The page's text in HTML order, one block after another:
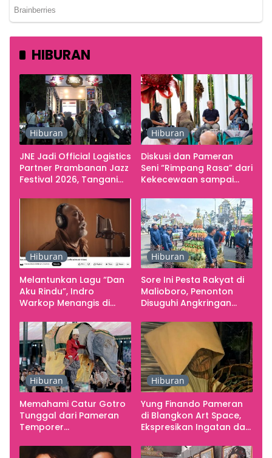
HIBURAN
Hiburan
JNE Jadi Official Logistics
Partner Prambanan Jazz
Festival 2026, Tangani
Kebutuhan Konser
Hiburan
Diskusi dan Pameran
Seni “Rimpang Rasa” dari
Kekecewaan sampai
Yogyakarta sebagai
Pusat Pergerakan Seni
Rupa Indonesia
Hiburan
Melantunkan Lagu “Dan
Aku Rindu”, Indro
Warkop Menangis di
Hiburan
Sore Ini Pesta Rakyat di
Malioboro, Penonton
Disuguhi Angkringan
Hiburan
Memahami Catur Gotro
Tunggal dari Pameran
Temporer
Hiburan
Yung Finando Pameran
di Blangkon Art Space,
Ekspresikan Ingatan dan